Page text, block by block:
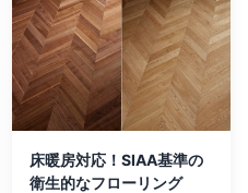
床暖房対応！SIAA基準の
衛生的なフローリング